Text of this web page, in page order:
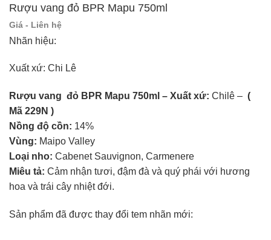
Rượu vang đỏ BPR Mapu 750ml
Giá - Liên hệ
Nhãn hiệu:
Xuất xứ: Chi Lê
Rượu vang đỏ BPR Mapu 750ml – Xuất xứ: Chilê – (
Mã 229N )
Nồng độ cồn: 14%
Vùng: Maipo Valley
Loại nho: Cabenet Sauvignon, Carmenere
Miêu tả: Cảm nhận tươi, đậm đà và quý phái với hương
hoa và trái cây nhiệt đới.
Sản phẩm đã được thay đổi tem nhãn mới: